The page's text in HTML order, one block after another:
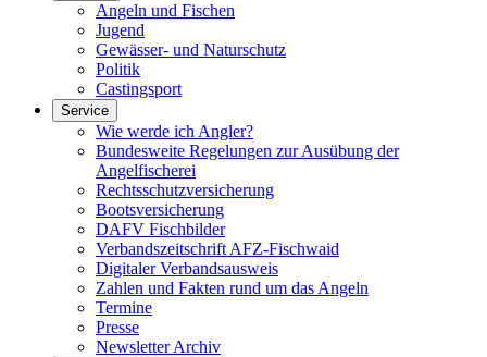
Angeln und Fischen
Jugend
Gewässer- und Naturschutz
Politik
Castingsport
Service
Wie werde ich Angler?
Bundesweite Regelungen zur Ausübung der
Angelfischerei
Rechtsschutzversicherung
Bootsversicherung
DAFV Fischbilder
Verbandszeitschrift AFZ-Fischwaid
Digitaler Verbandsausweis
Zahlen und Fakten rund um das Angeln
Termine
Presse
Newsletter Archiv